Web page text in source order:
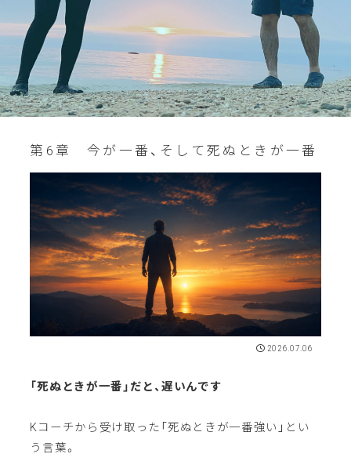
第6章 今が一番、そして死ぬときが一番
2026.07.06
「死ぬときが一番」だと、遅いんです
Kコーチから受け取った「死ぬときが一番強い」とい
う言葉。